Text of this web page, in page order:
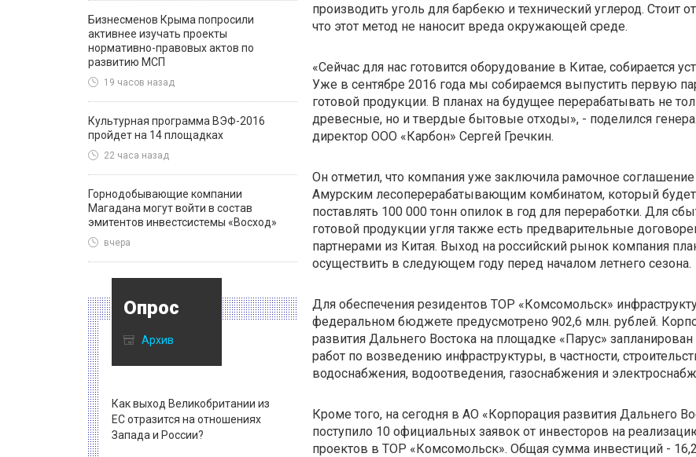
Бизнесменов Крыма попросили
активнее изучать проекты
нормативно-правовых актов по
развитию МСП
19 часов назад
Культурная программа ВЭФ-2016
пройдет на 14 площадках
22 часа назад
Горнодобывающие компании
Магадана могут войти в состав
эмитентов инвестсистемы «Восход»
вчера
Опрос
Архив
Как выход Великобритании из
ЕС отразится на отношениях
Запада и России?
производить уголь для барбекю и технический углерод. Стоит
что этот метод не наносит вреда окружающей среде.
«Сейчас для нас готовится оборудование в Китае, собирается
Уже в сентябре 2016 года мы собираемся выпустить первую
готовой продукции. В планах на будущее перерабатывать не
древесные, но и твердые бытовые отходы», - поделился
директор ООО «Карбон» Сергей Гречкин.
Он отметил, что компания уже заключила рамочное соглашение
Амурским лесоперерабатывающим комбинатом, который будет
поставлять 100 000 тонн опилок в год для переработки. Для
готовой продукции угля также есть предварительные
партнерами из Китая. Выход на российский рынок компания
осуществить в следующем году перед началом летнего сезона.
Для обеспечения резидентов ТОР «Комсомольск»
федеральном бюджете предусмотрено 902,6 млн. рублей.
развития Дальнего Востока на площадке «Парус» запланирован
работ по возведению инфраструктуры, в частности,
водоснабжения, водоотведения, газоснабжения и
Кроме того, на сегодня в АО «Корпорация развития Дальнего
поступило 10 официальных заявок от инвесторов на
проектов в ТОР «Комсомольск». Общая сумма инвестиций -